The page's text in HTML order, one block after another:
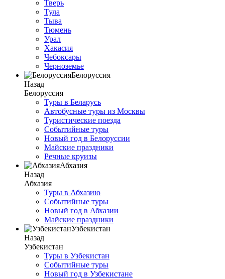
Тверь
Тула
Тыва
Тюмень
Урал
Хакасия
Чебоксары
Черноземье
Белоруссия
Назад
Белоруссия
Туры в Беларусь
Автобусные туры из Москвы
Туристические поезда
Событийные туры
Новый год в Белоруссии
Майские праздники
Речные круизы
Абхазия
Назад
Абхазия
Туры в Абхазию
Событийные туры
Новый год в Абхазии
Майские праздники
Узбекистан
Назад
Узбекистан
Туры в Узбекистан
Событийные туры
Новый год в Узбекистане